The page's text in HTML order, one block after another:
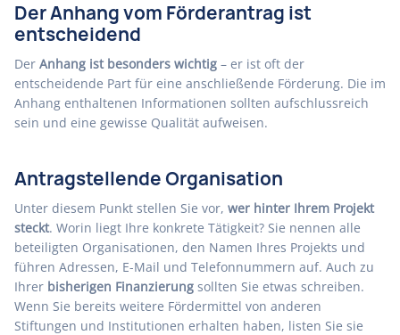
Der Anhang vom Förderantrag ist
entscheidend
Der Anhang ist besonders wichtig – er ist oft der
entscheidende Part für eine anschließende Förderung. Die im
Anhang enthaltenen Informationen sollten aufschlussreich
sein und eine gewisse Qualität aufweisen.
Antragstellende Organisation
Unter diesem Punkt stellen Sie vor, wer hinter Ihrem Projekt
steckt. Worin liegt Ihre konkrete Tätigkeit? Sie nennen alle
beteiligten Organisationen, den Namen Ihres Projekts und
führen Adressen, E-Mail und Telefonnummern auf. Auch zu
Ihrer bisherigen Finanzierung sollten Sie etwas schreiben.
Wenn Sie bereits weitere Fördermittel von anderen
Stiftungen und Institutionen erhalten haben, listen Sie sie